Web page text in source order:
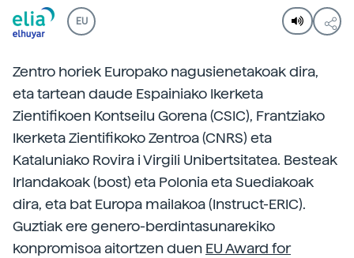
EU
Zentro horiek Europako nagusienetakoak dira,
eta tartean daude Espainiako Ikerketa
Zientifikoen Kontseilu Gorena (CSIC), Frantziako
Ikerketa Zientifikoko Zentroa (CNRS) eta
Kataluniako Rovira i Virgili Unibertsitatea. Besteak
Irlandakoak (bost) eta Polonia eta Suediakoak
dira, eta bat Europa mailakoa (Instruct-ERIC).
Guztiak ere genero-berdintasunarekiko
konpromisoa aitortzen duen EU Award for